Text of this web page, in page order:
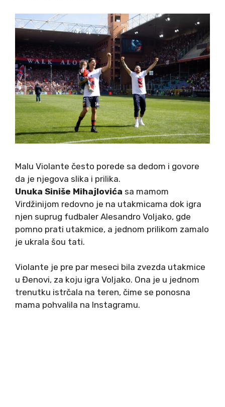
Malu Violante često porede sa dedom i govore
da je njegova slika i prilika.
Unuka Siniše Mihajlovića sa mamom
Virdžinijom redovno je na utakmicama dok igra
njen suprug fudbaler Alesandro Voljako, gde
pomno prati utakmice, a jednom prilikom zamalo
je ukrala šou tati.
Violante je pre par meseci bila zvezda utakmice
u Đenovi, za koju igra Voljako. Ona je u jednom
trenutku istrčala na teren, čime se ponosna
mama pohvalila na Instagramu.